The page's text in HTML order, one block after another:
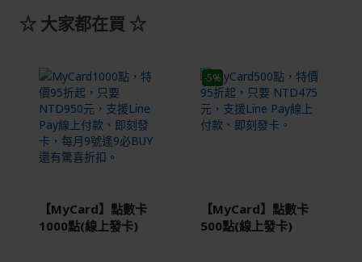
☆ 大家都在買 ☆
【MyCard】點數卡
1000點(線上發卡)
-5%
【MyCard】點數卡
500點(線上發卡)